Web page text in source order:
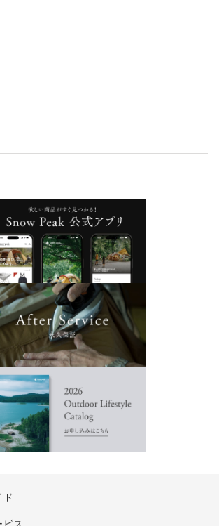
ド